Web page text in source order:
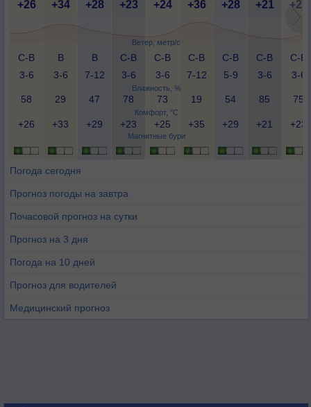
Ветер, метр/с
Влажность, %
Комфорт, °C
Магнитные бури
+26 +34 +28 +23 +24 +36 +28 +21 +23
С-В
3-6
В
3-6
В
7-12
С-В
3-6
С-В
3-6
С-В
7-12
С-В
5-9
С-В
3-6
С-В
3-6
58 29 47 78 73 19 54 85 75
+26 +33 +29 +23 +25 +35 +29 +21 +23
Погода сегодня
Прогноз погоды на завтра
Почасовой прогноз на сутки
Прогноз на 3 дня
Погода на 10 дней
Прогноз для водителей
Медицинский прогноз